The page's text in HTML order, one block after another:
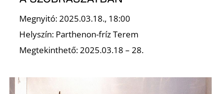
Megnyitó: 2025.03.18., 18:00
Helyszín: Parthenon-fríz Terem
Megtekinthető: 2025.03.18 – 28.